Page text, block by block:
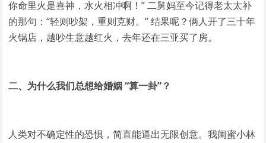
你命里火是喜神，水火相冲啊！” 二舅妈至今记得老太太补
的那句：“轻则吵架，重则克财。” 结果呢？俩人开了三十年
火锅店，越吵生意越红火，去年还在三亚买了房。
二、为什么我们总想给婚姻 “算一卦”？
人类对不确定性的恐惧，简直能逼出无限创意。我闺蜜小林